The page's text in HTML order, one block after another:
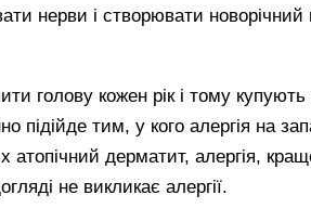
нерви і створювати новорічний
голову кожен рік і тому
підійде тим, у кого алергія на
атопічний дерматит, алергія,
не викликає алергії.